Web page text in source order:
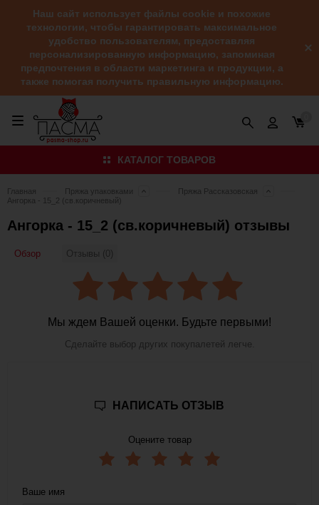
Наш сайт использует файлы cookie и похожие
технологии, чтобы гарантировать максимальное
удобство пользователям, предоставляя
персонализированную информацию, запоминая
предпочтения в области маркетинга и продукции, а
также помогая получить правильную информацию.
КАТАЛОГ ТОВАРОВ
Главная Пряжа упаковками
Пряжа Рассказовская
Ангорка - 15_2 (св.коричневый)
Ангорка - 15_2 (св.коричневый) отзывы
Обзор Отзывы (0)
Мы ждем Вашей оценки. Будьте первыми!
Сделайте выбор других покупалетей легче.
НАПИСАТЬ ОТЗЫВ
Оцените товар
Ваше имя